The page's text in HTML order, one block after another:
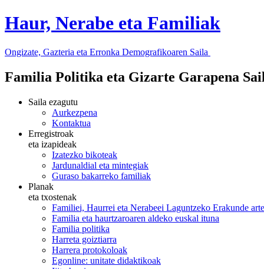
Haur, Nerabe eta Familiak
Ongizate, Gazteria eta Erronka Demografikoaren Saila
Familia Politika eta Gizarte Garapena
Saila ezagutu
Aurkezpena
Kontaktua
Erregistroak
eta izapideak
Izatezko bikoteak
Jardunaldial eta mintegiak
Guraso bakarreko familiak
Planak
eta txostenak
Familiei, Haurrei eta Nerabeei Laguntzeko Erakunde
Familia eta haurtzaroaren aldeko euskal ituna
Familia politika
Harreta goiztiarra
Harrera protokoloak
Egonline: unitate didaktikoak